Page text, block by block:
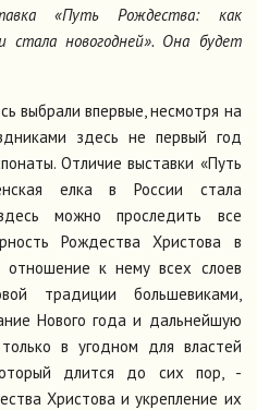
«Путь Рождества: как
стала новогодней». Она будет
выбрали впервые, несмотря на
здесь не первый год
Отличие выставки «Путь
елка в России стала
можно проследить все
Рождества Христова в
отношение к нему всех слоев
традиции большевиками,
Нового года и дальнейшую
в угодном для властей
длится до сих пор, -
Христова и укрепление их